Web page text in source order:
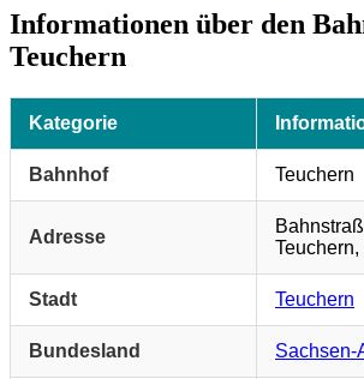
Informationen über den
Teuchern
Kategorie
Bahnhof Teuchern
Adresse
Stadt Teuchern
Bundesland Sachsen-